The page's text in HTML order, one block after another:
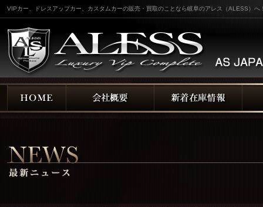
VIPカー、ドレスアップカー、カスタムカーの販売・買取のことなら岐阜のアレス（ALESS）へ